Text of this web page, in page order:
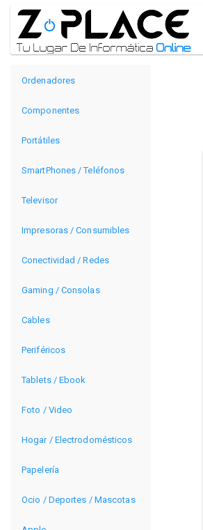
Ordenadores
Componentes
Portátiles
SmartPhones / Teléfonos
Televisor
Impresoras / Consumibles
Conectividad / Redes
Gaming / Consolas
Cables
Periféricos
Tablets / Ebook
Foto / Video
Hogar / Electrodomésticos
Papelería
Ocio / Deportes / Mascotas